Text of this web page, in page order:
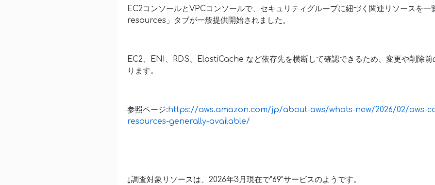
EC2コンソールとVPCコンソールで、セキュリティグループに紐づく関連リソースを
resources」タブが一般提供開始されました。
EC2、ENI、RDS、ElastiCache など依存先を横断して確認できるため、変更や削除前
ります。
参照ページ:https://aws.amazon.com/jp/about-aws/whats-new/2026/02/aws-
resources-generally-available/
↓調査対象リソースは、2026年3月現在で"69"サービスのようです。